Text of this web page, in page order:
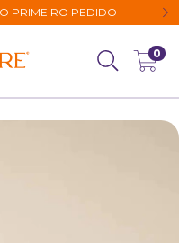
PRIMEIRO PEDIDO
0